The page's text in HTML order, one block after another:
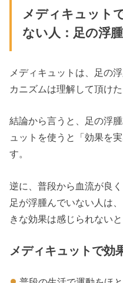
メディキュット
ない人：足の浮
メディキュットは、足の
カニズムは理解して頂けた
結論から言うと、足の浮
ュットを使うと「効果を
す。
逆に、普段から血流が良
足が浮腫んでいない人は
きな効果は感じられないと
メディキュットで効